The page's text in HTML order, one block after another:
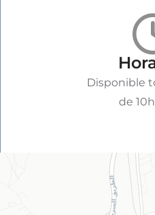
Disponible
de